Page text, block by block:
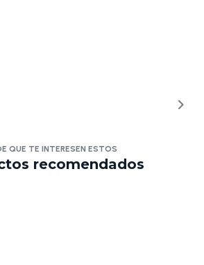
QUE TE INTERESEN ESTOS
recomendados